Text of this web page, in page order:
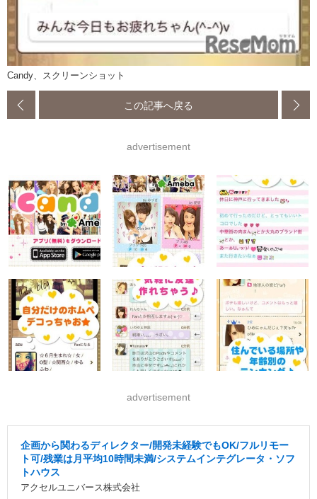
Candy、スクリーンショット
この記事へ戻る
advertisement
advertisement
企画から関わるディレクター/開発未経験でもOK/フルリモー
ト可/残業は月平均10時間未満/システムインテグレータ・ソフ
トハウス
アクセルユニバース株式会社